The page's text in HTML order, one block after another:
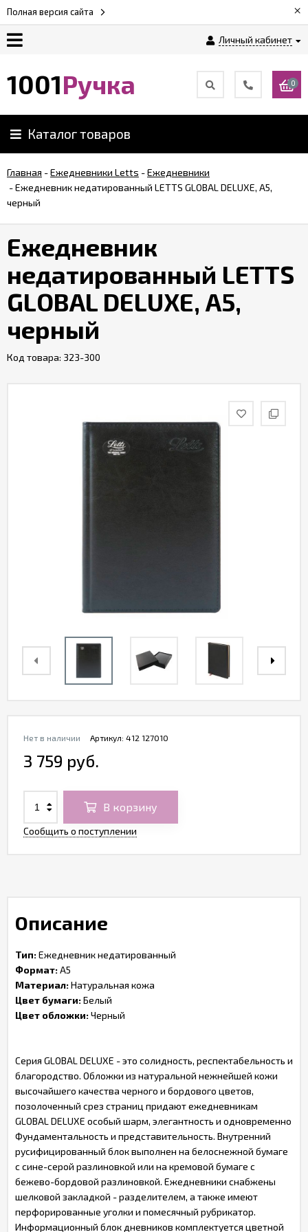
Полная версия сайта ×
Личный кабинет
Возврат
ручек
Контакты
1001Ручка 0
Каталог товаров
Главная -Ежедневники Letts -Ежедневники
-Ежедневник недатированный LETTS GLOBAL DELUXE, А5,
черный
Ежедневник
недатированный LETTS
GLOBAL DELUXE, А5,
черный
Код товара: 323-300
Артикул: 412 127010
Нет в наличии
3 759 руб.
В корзину
Сообщить о поступлении
Описание
Тип:Ежедневник недатированный
Формат:А5
Материал:Натуральная кожа
Цвет бумаги:Белый
Цвет обложки:Черный
Серия GLOBAL DELUXE - это солидность, респектабельность и
благородство. Обложки из натуральной нежнейшей кожи
высочайшего качества черного и бордового цветов,
позолоченный срез страниц придают ежедневникам
GLOBAL DELUXE особый шарм, элегантность и одновременно
Фундаментальность и представительность. Внутренний
русифицированный блок выполнен на белоснежной бумаге
с сине-серой разлиновкой или на кремовой бумаге с
бежево-бордовой разлиновкой. Ежедневники снабжены
шелковой закладкой - разделителем, а также имеют
перфорированные уголки и помесячный рубрикатор.
Информационный блок дневников комплектуется цветной